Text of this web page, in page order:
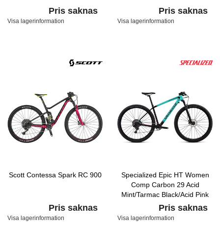
Pris saknas
Visa lagerinformation
Pris saknas
Visa lagerinformation
Scott Contessa Spark RC 900
Pris saknas
Visa lagerinformation
Specialized Epic HT Women
Comp Carbon 29 Acid
Mint/Tarmac Black/Acid Pink
Pris saknas
Visa lagerinformation